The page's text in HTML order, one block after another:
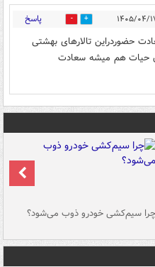
0 پاسخ
حضوردراین تالارهای بهشتی
حیات هم میشه سعادت
چرا سیم‌کشی خودرو ذوب می‌شود؟